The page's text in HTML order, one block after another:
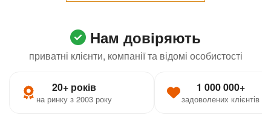
Нам довіряють
приватні клієнти, компанії та відомі особистості
20+ років
на ринку з 2003 року
1 000 000+
задоволених клієнтів